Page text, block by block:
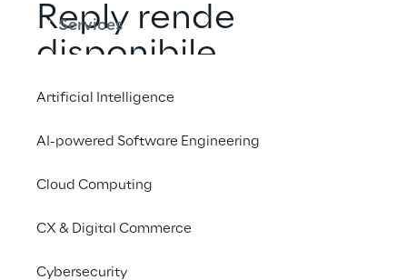
Services
Artificial Intelligence
AI-powered Software Engineering
Cloud Computing
CX & Digital Commerce
Cybersecurity
Reply rende
disponibile
MLFRAME Reply un
framework basato
Artificiale
Generativa
applicato allo